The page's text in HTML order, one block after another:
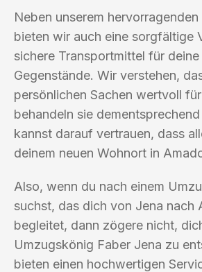
Neben unserem
bieten wir auch eine sorgfältige
sichere Transportmittel für deine
Gegenstände. Wir verstehen,
persönlichen Sachen wertvoll
behandeln sie
kannst darauf vertrauen, dass
deinem neuen Wohnort in
Also, wenn du nach einem
suchst, das dich von Jena nach
begleitet, dann zögere nicht,
Umzugskönig Faber Jena zu
bieten einen hochwertigen